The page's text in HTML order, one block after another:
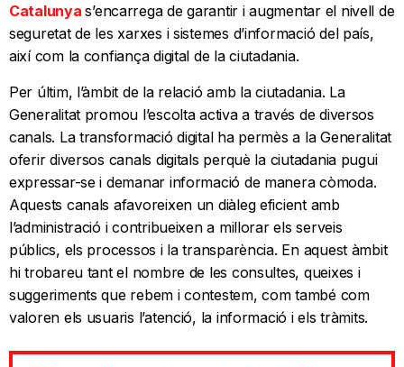
Catalunyas’encarrega de garantir i augmentar el nivell de
seguretat de les xarxes i sistemes d’informació del país,
així com la confiança digital de la ciutadania.
Per últim, l’àmbit de la relació amb la ciutadania. La
Generalitat promou l’escolta activa a través de diversos
canals. La transformació digital ha permès a la Generalitat
oferir diversos canals digitals perquè la ciutadania pugui
expressar-se i demanar informació de manera còmoda.
Aquests canals afavoreixen un diàleg eficient amb
l’administració i contribueixen a millorar els serveis
públics, els processos i la transparència. En aquest àmbit
hi trobareu tant el nombre de les consultes, queixes i
suggeriments que rebem i contestem, com també com
valoren els usuaris l’atenció, la informació i els tràmits.